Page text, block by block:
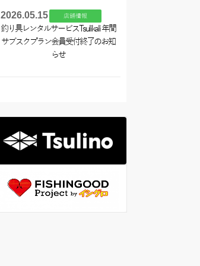
2026.05.15 店舗情報
釣り具レンタルサービスTsulikali 年間
サブスクプラン会員受付終了のお知
らせ